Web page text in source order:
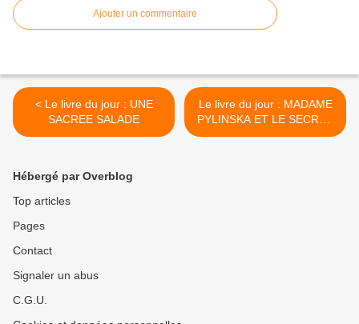
Ajouter un commentaire
< Le livre du jour : UNE
SACREE SALADE
Le livre du jour : MADAME
PYLINSKA ET LE SECRET
DE CHOPIN >
Hébergé par Overblog
Top articles
Pages
Contact
Signaler un abus
C.G.U.